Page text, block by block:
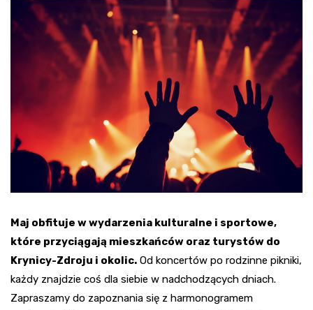
Maj obfituje w wydarzenia kulturalne i sportowe,
które przyciągają mieszkańców oraz turystów do
Krynicy-Zdroju i okolic. Od koncertów po rodzinne pikniki,
każdy znajdzie coś dla siebie w nadchodzących dniach.
Zapraszamy do zapoznania się z harmonogramem